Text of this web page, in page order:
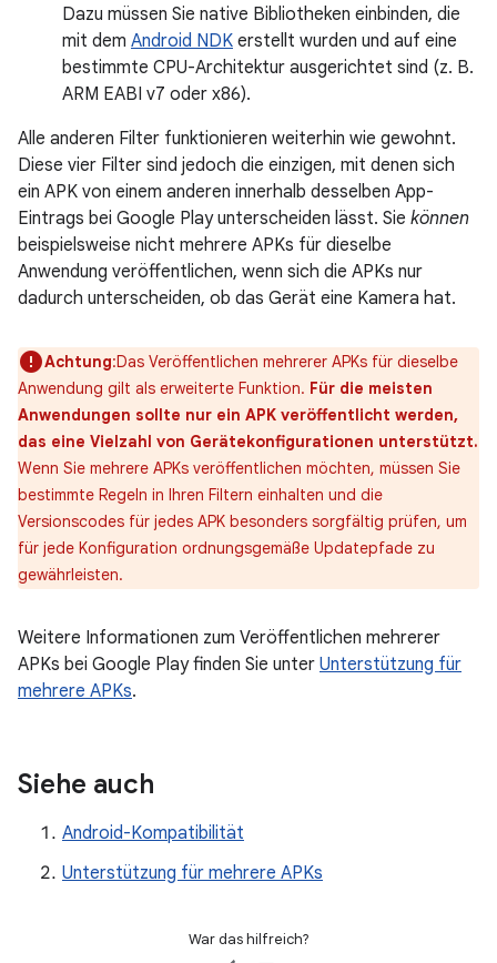
Dazu müssen Sie native Bibliotheken einbinden, die
mit dem Android NDK erstellt wurden und auf eine
bestimmte CPU-Architektur ausgerichtet sind (z. B.
ARM EABI v7 oder x86).
Alle anderen Filter funktionieren weiterhin wie gewohnt.
Diese vier Filter sind jedoch die einzigen, mit denen sich
ein APK von einem anderen innerhalb desselben App-
Eintrags bei Google Play unterscheiden lässt. Sie können
beispielsweise nicht mehrere APKs für dieselbe
Anwendung veröffentlichen, wenn sich die APKs nur
dadurch unterscheiden, ob das Gerät eine Kamera hat.
Achtung:Das Veröffentlichen mehrerer APKs für dieselbe
Anwendung gilt als erweiterte Funktion. Für die meisten
Anwendungen sollte nur ein APK veröffentlicht werden,
das eine Vielzahl von Gerätekonfigurationen unterstützt.
Wenn Sie mehrere APKs veröffentlichen möchten, müssen Sie
bestimmte Regeln in Ihren Filtern einhalten und die
Versionscodes für jedes APK besonders sorgfältig prüfen, um
für jede Konfiguration ordnungsgemäße Updatepfade zu
gewährleisten.
Weitere Informationen zum Veröffentlichen mehrerer
APKs bei Google Play finden Sie unter Unterstützung für
mehrere APKs.
Siehe auch
Android-Kompatibilität
Unterstützung für mehrere APKs
War das hilfreich?